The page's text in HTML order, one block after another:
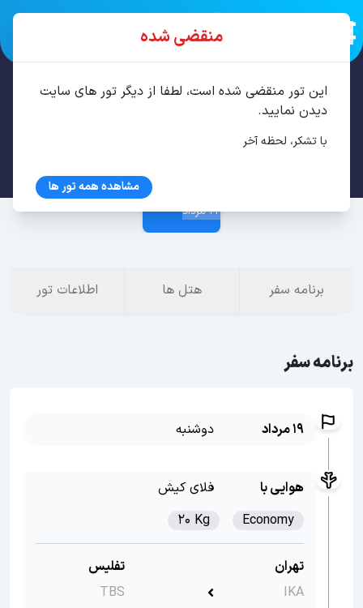
22 مرداد
برنامه سفر هتل ها اطلاعات تور
برنامه سفر
19 مرداد دوشنبه
هوایی با
فلای کیش
Economy
20 Kg
تهران
IKA
تفلیس
TBS
منقضی شده
این تور منقضی شده است، لطفا از دیگر تور های سایت
دیدن نمایید.
با تشکر، لحظه آخر
مشاهده همه تور ها